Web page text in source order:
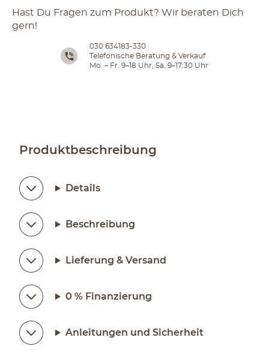
Hast Du Fragen zum Produkt? Wir beraten Dich
gern!
030 634183-330
Telefonische Beratung & Verkauf
Mo. – Fr. 9–18 Uhr, Sa. 9–17:30 Uhr
Produktbeschreibung
Details
Beschreibung
Lieferung & Versand
0 % Finanzierung
Anleitungen und Sicherheit